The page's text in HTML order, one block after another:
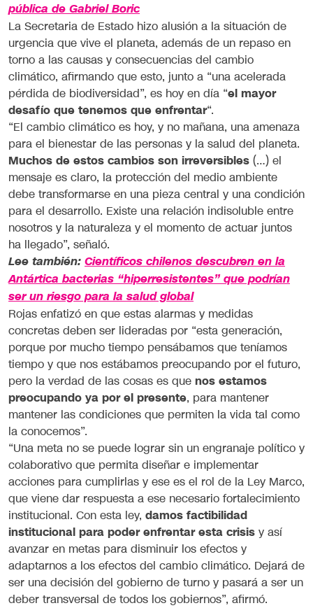
pública de Gabriel Boric
La Secretaria de Estado hizo alusión a la situación de
urgencia que vive el planeta, además de un repaso en
torno a las causas y consecuencias del cambio
climático, afirmando que esto, junto a “una acelerada
pérdida de biodiversidad”, es hoy en día “el mayor
desafío que tenemos que enfrentar“.
“El cambio climático es hoy, y no mañana, una amenaza
para el bienestar de las personas y la salud del planeta.
Muchos de estos cambios son irreversibles (…) el
mensaje es claro, la protección del medio ambiente
debe transformarse en una pieza central y una condición
para el desarrollo. Existe una relación indisoluble entre
nosotros y la naturaleza y el momento de actuar juntos
ha llegado”, señaló.
Lee también: Científicos chilenos descubren en la
Antártica bacterias “hiperresistentes” que podrían
ser un riesgo para la salud global
Rojas enfatizó en que estas alarmas y medidas
concretas deben ser lideradas por “esta generación,
porque por mucho tiempo pensábamos que teníamos
tiempo y que nos estábamos preocupando por el futuro,
pero la verdad de las cosas es que nos estamos
preocupando ya por el presente, para mantener
mantener las condiciones que permiten la vida tal como
la conocemos”.
“Una meta no se puede lograr sin un engranaje político y
colaborativo que permita diseñar e implementar
acciones para cumplirlas y ese es el rol de la Ley Marco,
que viene dar respuesta a ese necesario fortalecimiento
institucional. Con esta ley, damos factibilidad
institucional para poder enfrentar esta crisis y así
avanzar en metas para disminuir los efectos y
adaptarnos a los efectos del cambio climático. Dejará de
ser una decisión del gobierno de turno y pasará a ser un
deber transversal de todos los gobiernos”, afirmó.